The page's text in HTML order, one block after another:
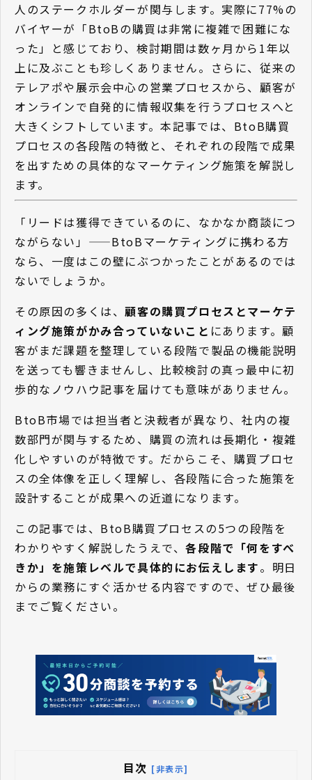
人のステークホルダーが関与します。実際に77%の
バイヤーが「BtoBの購買は非常に複雑で困難にな
った」と感じており、検討期間は数ヶ月から1年以
上に及ぶことも珍しくありません。さらに、従来の
テレアポや展示会中心の営業プロセスから、顧客が
オンラインで自発的に情報収集を行うプロセスへと
大きくシフトしています。本記事では、BtoB購買
プロセスの各段階の特徴と、それぞれの段階で成果
を出すための具体的なマーケティング施策を解説し
ます。
「リードは獲得できているのに、なかなか商談につ
ながらない」——BtoBマーケティングに携わる方
なら、一度はこの壁にぶつかったことがあるのでは
ないでしょうか。
その原因の多くは、顧客の購買プロセスとマーケテ
ィング施策がかみ合っていないこと にあります。顧
客がまだ課題を整理している段階で製品の機能説明
を送っても響きませんし、比較検討の真っ最中に初
歩的なノウハウ記事を届けても意味がありません。
BtoB市場では担当者と決裁者が異なり、社内の複
数部門が関与するため、購買の流れは長期化・複雑
化しやすいのが特徴です。だからこそ、購買プロセ
スの全体像を正しく理解し、各段階に合った施策を
設計することが成果への近道になります。
この記事では、BtoB購買プロセスの5つの段階を
わかりやすく解説したうえで、各段階で「何をすべ
きか」を施策レベルで具体的にお伝えします。明日
からの業務にすぐ活かせる内容ですので、ぜひ最後
までご覧ください。
目次 [非表示]